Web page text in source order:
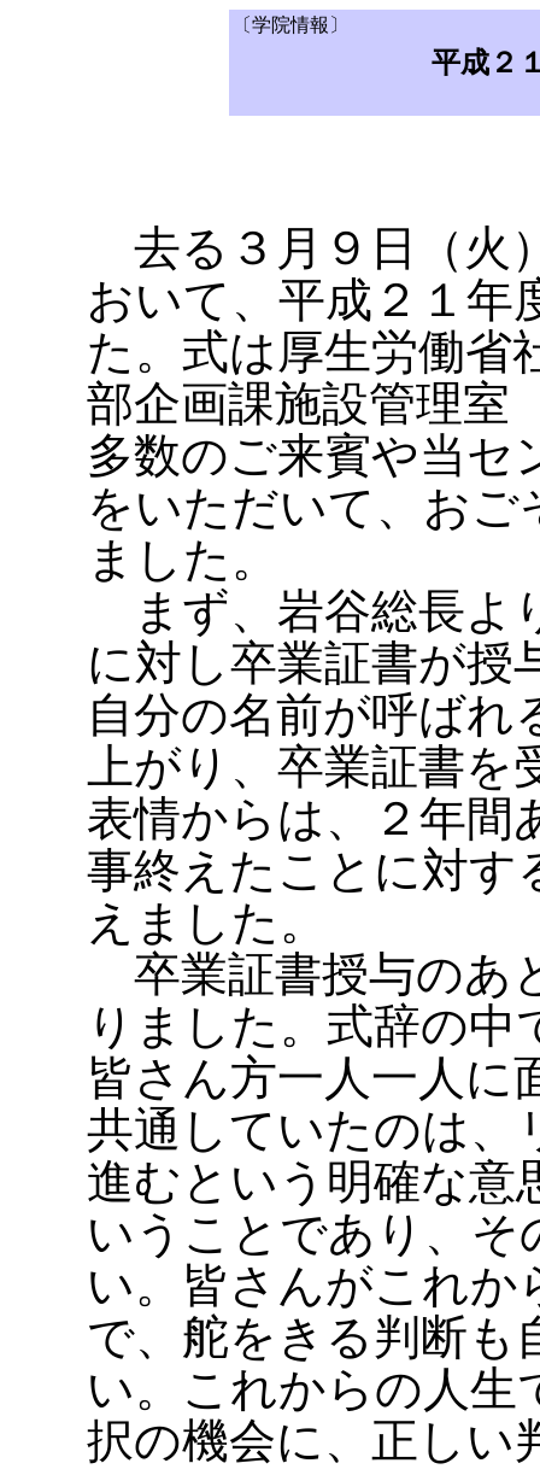
〔学院情報〕
平成２
去る３月９日（火
おいて、平成２１年
た。式は厚生労働省
部企画課施設管理
多数のご来賓や当セ
をいただいて、おご
ました。
まず、岩谷総長よ
に対し卒業証書が授
自分の名前が呼ばれ
上がり、卒業証書
表情からは、２年間
事終えたことに対す
えました。
卒業証書授与のあ
りました。式辞の中
皆さん方一人一人に
共通していたのは、
進むという明確な意
いうことであり、
い。皆さんがこれ
で、舵をきる判断も
い。これからの人生
択の機会に、正しい